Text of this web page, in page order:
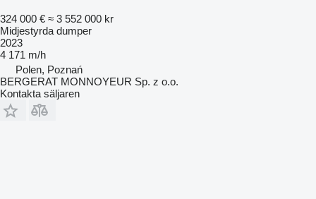
324 000 € ≈ 3 552 000 kr
Midjestyrda dumper
2023
4 171 m/h
Polen, Poznań
BERGERAT MONNOYEUR Sp. z o.o.
Kontakta säljaren